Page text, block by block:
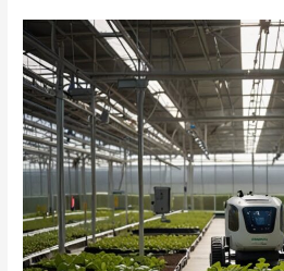
Τεχνητή
Νοημόσυνη
Για
Θερμοκήπια
–
Agravia